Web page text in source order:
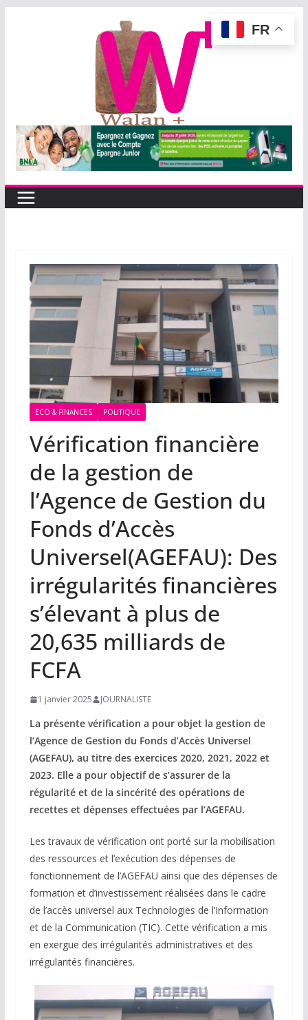
ECO & FINANCES POLITIQUE
Vérification financière
de la gestion de
l’Agence de Gestion du
Fonds d’Accès
Universel(AGEFAU): Des
irrégularités financières
s’élevant à plus de
20,635 milliards de
FCFA
1 janvier 2025 JOURNALISTE
La présente vérification a pour objet la gestion de
l’Agence de Gestion du Fonds d’Accès Universel
(AGEFAU), au titre des exercices 2020, 2021, 2022 et
2023. Elle a pour objectif de s’assurer de la
régularité et de la sincérité des opérations de
recettes et dépenses effectuées par l’AGEFAU.
Les travaux de vérification ont porté sur la mobilisation
des ressources et l’exécution des dépenses de
fonctionnement de l’AGEFAU ainsi que des dépenses de
formation et d’investissement réalisées dans le cadre
de l’accès universel aux Technologies de l’Information
et de la Communication (TIC). Cette vérification a mis
en exergue des irrégularités administratives et des
irrégularités financières.
FR